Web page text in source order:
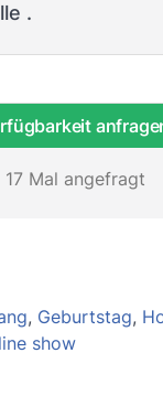
.
17 Mal angefragt
, Geburtstag,
show